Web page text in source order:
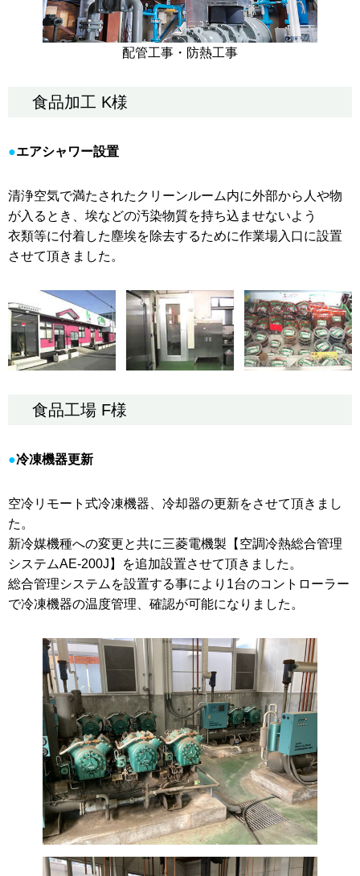
配管工事・防熱工事
食品加工 K様
エアシャワー設置
清浄空気で満たされたクリーンルーム内に外部から人や物
が入るとき、埃などの汚染物質を持ち込ませないよう
衣類等に付着した塵埃を除去するために作業場入口に設置
させて頂きました。
食品工場 F様
冷凍機器更新
空冷リモート式冷凍機器、冷却器の更新をさせて頂きまし
た。
新冷媒機種への変更と共に三菱電機製【空調冷熱総合管理
システムAE-200J】を追加設置させて頂きました。
総合管理システムを設置する事により1台のコントローラー
で冷凍機器の温度管理、確認が可能になりました。